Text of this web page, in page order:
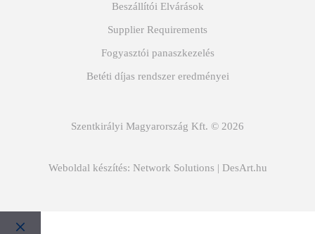
Beszállítói Elvárások
Supplier Requirements
Fogyasztói panaszkezelés
Betéti díjas rendszer eredményei
Szentkirályi Magyarország Kft. © 2026
Weboldal készítés: Network Solutions | DesArt.hu